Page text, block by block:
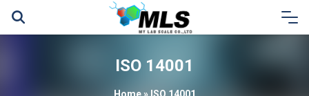
Skip
ISO 14001
Home» ISO 14001